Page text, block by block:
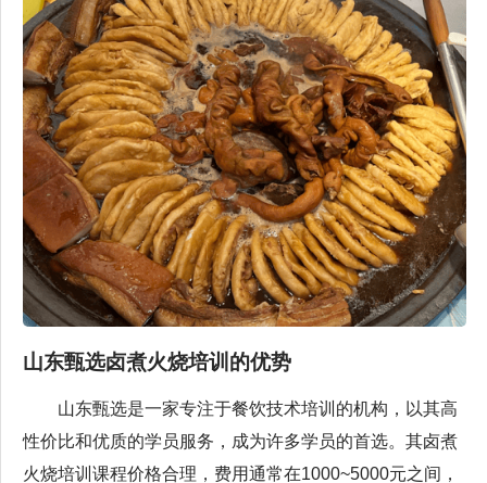
山东甄选卤煮火烧培训的优势
山东甄选是一家专注于餐饮技术培训的机构，以其高
性价比和优质的学员服务，成为许多学员的首选。其卤煮
火烧培训课程价格合理，费用通常在1000~5000元之间，